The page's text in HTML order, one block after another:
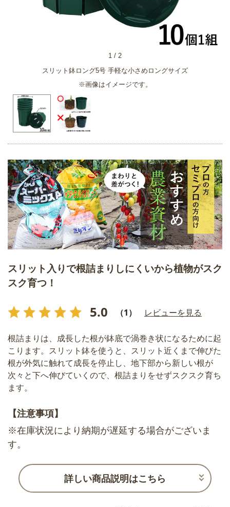
スリット鉢ロング5号 手軽な小さめロングサイズ
※画像はイメージです。
1 / 2
スリット入りで根詰まりしにくいから植物がスク
スク育つ！
5.0 （1） レビューを見る
根詰まりは、成長した根が鉢底で渦巻き状になるために起
こります。スリット鉢を使うと、スリット近くまで伸びた
根が外気に触れて成長を停止し、地下部から新しい根が
次々と下へ伸びていくので、根詰まりをせずスクスク育ち
ます。
【注意事項】
※在庫状況により納期が遅延する場合がございま
す。
詳しい商品説明はこちら